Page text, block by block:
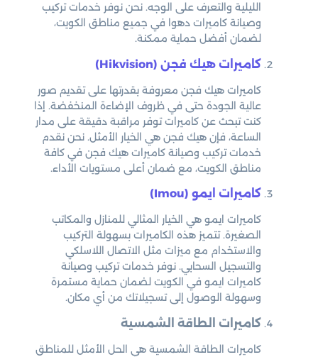
الليلية والتعرف على الوجه. نحن نوفر خدمات تركيب
وصيانة كاميرات دهوا في جميع مناطق الكويت،
لضمان أفضل حماية ممكنة.
كاميرات هيك فجن (Hikvision)
كاميرات هيك فجن معروفة بقدرتها على تقديم صور
عالية الجودة حتى في ظروف الإضاءة المنخفضة. إذا
كنت تبحث عن كاميرات توفر مراقبة دقيقة على مدار
الساعة، فإن هيك فجن هي الخيار الأمثل. نحن نقدم
خدمات تركيب وصيانة كاميرات هيك فجن في كافة
مناطق الكويت، مع ضمان أعلى مستويات الأداء.
كاميرات ايمو (Imou)
كاميرات ايمو هي الخيار المثالي للمنازل والمكاتب
الصغيرة. تتميز هذه الكاميرات بسهولة التركيب
والاستخدام مع ميزات مثل الاتصال اللاسلكي
والتسجيل السحابي. نوفر خدمات تركيب وصيانة
كاميرات ايمو في الكويت لضمان حماية مستمرة
وسهولة الوصول إلى تسجيلاتك من أي مكان.
كاميرات الطاقة الشمسية
كاميرات الطاقة الشمسية هي الحل الأمثل للمناطق